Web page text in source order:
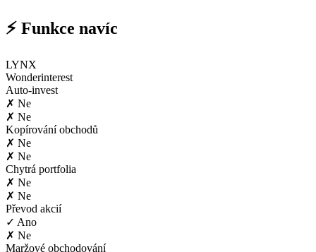
⚡ Funkce navíc
LYNX
Wonderinterest
Auto-invest
✗ Ne
✗ Ne
Kopírování obchodů
✗ Ne
✗ Ne
Chytrá portfolia
✗ Ne
✗ Ne
Převod akcií
✓ Ano
✗ Ne
Maržové obchodování